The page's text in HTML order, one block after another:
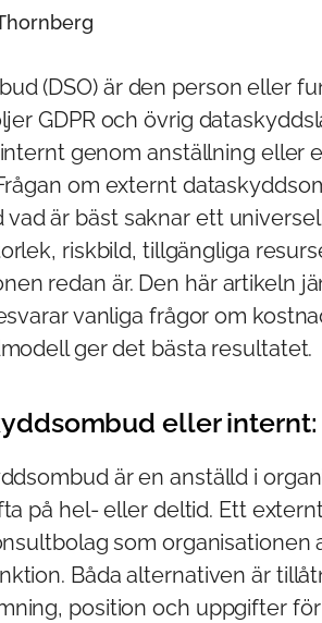
(DSO) är den person eller
GDPR och övrig
genom anställning eller
om externt
är bäst saknar ett
riskbild, tillgängliga
redan är. Den här artikeln
vanliga frågor om
ger det bästa resultatet.
eller
är en anställd i
på hel- eller deltid. Ett
som organisationen
Båda alternativen är
position och uppgifter